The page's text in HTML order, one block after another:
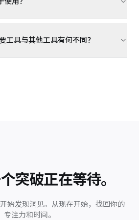
工具与其他工具有何不同？
突破正在等待。
始发现洞见。从现在开始，找回你的
专注力和时间。